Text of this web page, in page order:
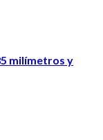
milímetros y